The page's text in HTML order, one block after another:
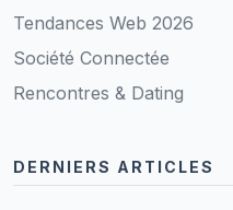
Tendances Web 2026
Société Connectée
Rencontres & Dating
DERNIERS ARTICLES